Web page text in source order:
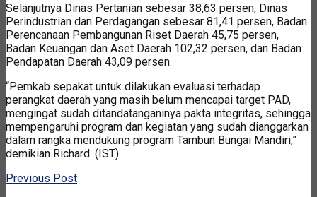
Selanjutnya Dinas Pertanian sebesar 38,63 persen, Dinas
Perindustrian dan Perdagangan sebesar 81,41 persen, Badan
Perencanaan Pembangunan Riset Daerah 45,75 persen,
Badan Keuangan dan Aset Daerah 102,32 persen, dan Badan
Pendapatan Daerah 43,09 persen.
“Pemkab sepakat untuk dilakukan evaluasi terhadap
perangkat daerah yang masih belum mencapai target PAD,
mengingat sudah ditandatanganinya pakta integritas, sehingga
mempengaruhi program dan kegiatan yang sudah dianggarkan
dalam rangka mendukung program Tambun Bungai Mandiri,”
demikian Richard. (IST)
Previous Post